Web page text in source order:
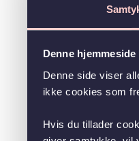
Denne
Denne side viser
ikke cookies som
Hvis du tillader